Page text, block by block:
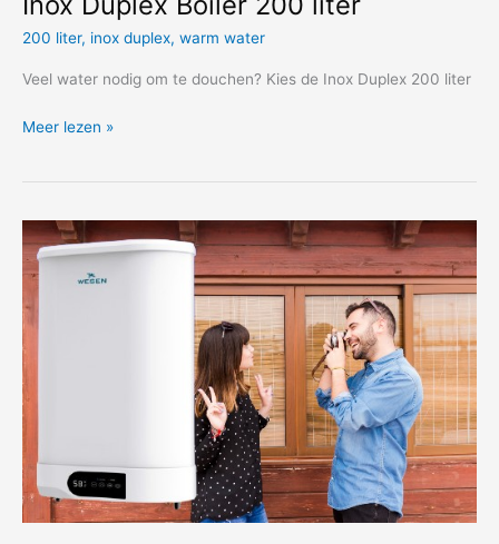
200 liter, inox duplex, warm water
Veel water nodig om te douchen? Kies de Inox Duplex 200 liter
Nooit
Grote
gezinnen
en
zekerheid
van
Inox
Duplex
Boiler
liter
Meer lezen »